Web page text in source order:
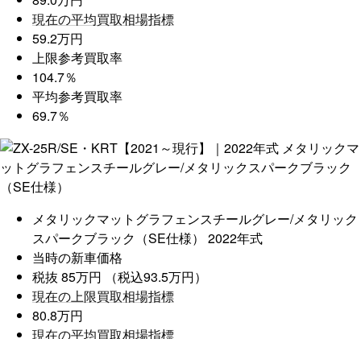
現在の平均買取相場指標
59.2万円
上限参考買取率
104.7％
平均参考買取率
69.7％
メタリックマットグラフェンスチールグレー/メタリック
スパークブラック（SE仕様） 2022年式
当時の新車価格
税抜 85万円 （税込93.5万円）
現在の上限買取相場指標
80.8万円
現在の平均買取相場指標